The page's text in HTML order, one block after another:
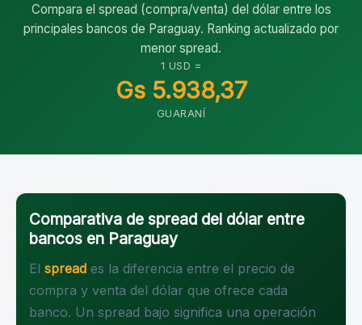
Compara el spread (compra/venta) del dólar entre los
principales bancos de Paraguay. Ranking actualizado por
menor spread.
1 USD =
Gs 5.938,37
GUARANÍ
Comparativa de spread del dólar entre
bancos en Paraguay
El spread es la diferencia entre el precio de
compra y venta del dólar que ofrece cada
banco. Un spread bajo significa una operación